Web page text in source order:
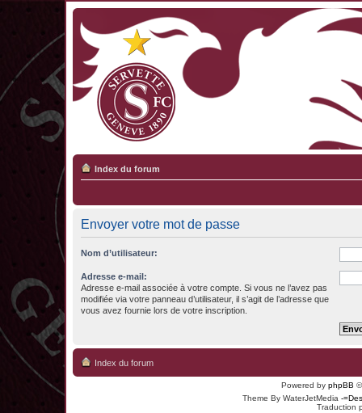
Index du forum
Envoyer votre mot de passe
Nom d’utilisateur:
Adresse e-mail:
Adresse e-mail associée à votre compte. Si vous ne l’avez pas
modifiée via votre panneau d’utilisateur, il s’agit de l’adresse que
vous avez fournie lors de votre inscription.
Index du forum
Powered by phpBB
Theme By WaterJetMedia -
Traduction